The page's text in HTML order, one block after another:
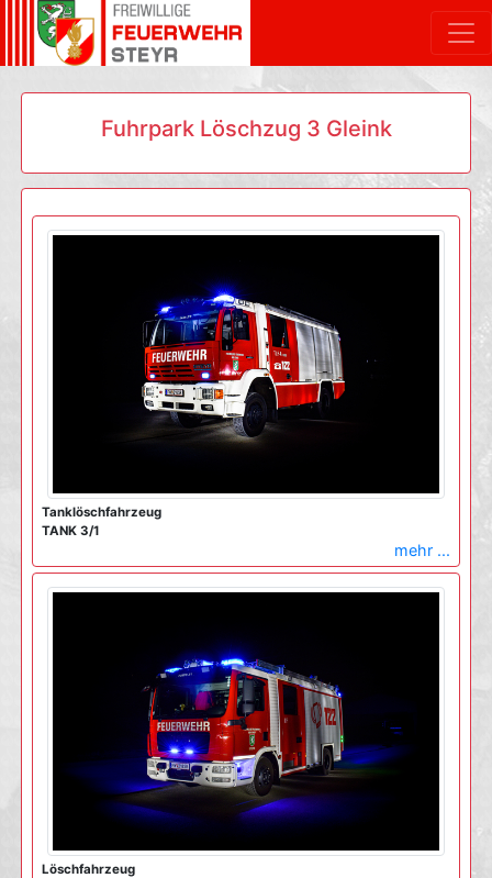
Fuhrpark Löschzug 3 Gleink
Tanklöschfahrzeug
TANK 3/1
mehr ...
Löschfahrzeug